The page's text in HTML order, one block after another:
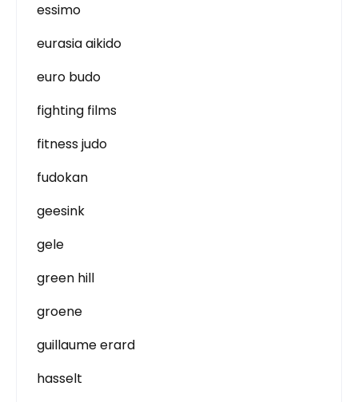
essimo
eurasia aikido
euro budo
fighting films
fitness judo
fudokan
geesink
gele
green hill
groene
guillaume erard
hasselt